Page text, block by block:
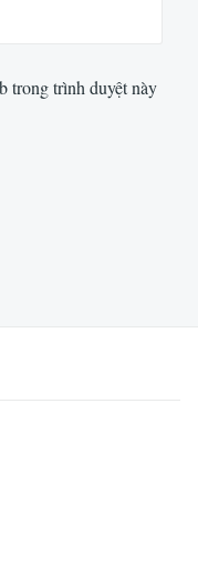
trong trình duyệt này